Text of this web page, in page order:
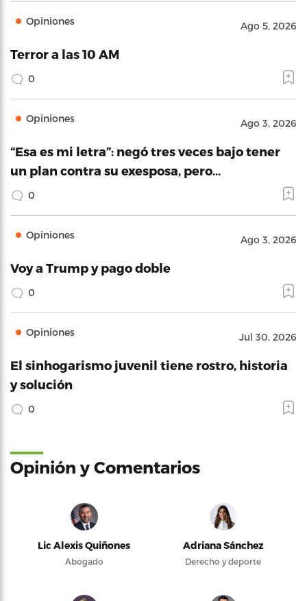
Opiniones Ago 5, 2026
Terror a las 10 AM
0
Opiniones Ago 3, 2026
“Esa es mi letra”: negó tres veces bajo tener
un plan contra su exesposa, pero…
0
Opiniones Ago 3, 2026
Voy a Trump y pago doble
0
Opiniones Jul 30, 2026
El sinhogarismo juvenil tiene rostro, historia
y solución
0
Opinión y Comentarios
Lic Alexis Quiñones
Abogado
Adriana Sánchez
Derecho y deporte